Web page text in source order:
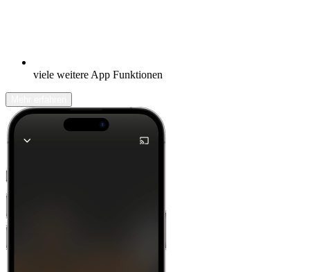
viele weitere App Funktionen